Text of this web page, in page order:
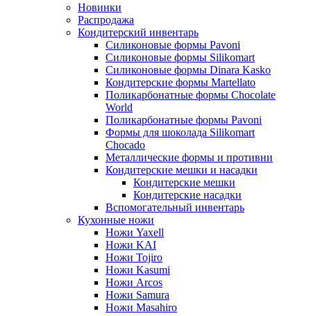
Новинки
Распродажа
Кондитерский инвентарь
Силиконовые формы Pavoni
Силиконовые формы Silikomart
Силиконовые формы Dinara Kasko
Кондитерские формы Martellato
Поликарбонатные формы Chocolate
World
Поликарбонатные формы Pavoni
Формы для шоколада Silikomart
Chocado
Металлические формы и противни
Кондитерские мешки и насадки
Кондитерские мешки
Кондитерские насадки
Вспомогательный инвентарь
Кухонные ножи
Ножи Yaxell
Ножи KAI
Ножи Tojiro
Ножи Kasumi
Ножи Arcos
Ножи Samura
Ножи Masahiro